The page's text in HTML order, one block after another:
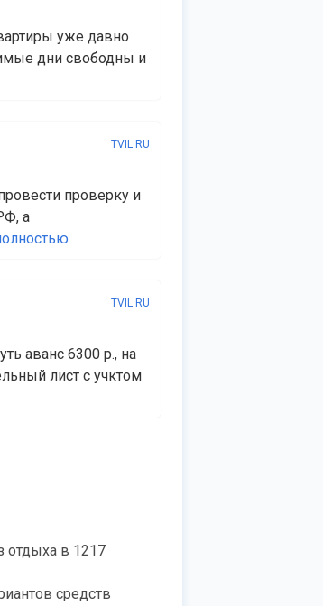
уже давно
дни свободны и
TVIL.RU
проверку и
а
TVIL.RU
аванс 6300 р., на
лист с учктом
отдыха в 1217
средств